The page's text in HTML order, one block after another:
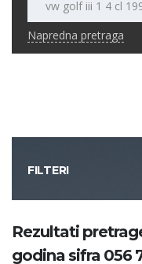
Napredna pretraga
FILTERI
Kategorija
Rezultati
godina sifra 056